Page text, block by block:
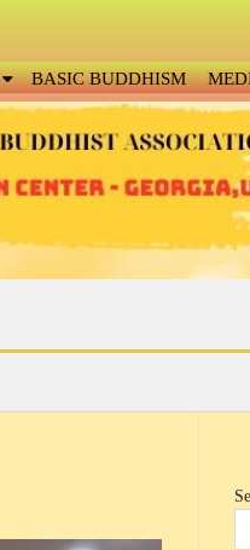
BASIC BUDDHISM